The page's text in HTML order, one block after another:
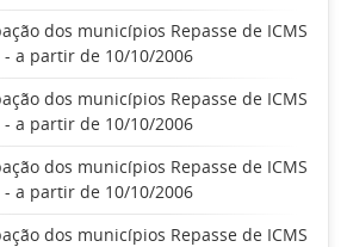
dos municípios Repasse de ICMS
- a partir de 10/10/2006
dos municípios Repasse de ICMS
- a partir de 10/10/2006
dos municípios Repasse de ICMS
- a partir de 10/10/2006
dos municípios Repasse de ICMS